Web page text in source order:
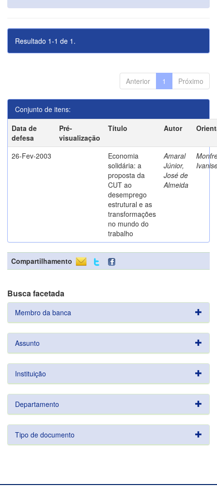
Resultado 1-1 de 1.
Anterior 1 Próximo
Conjunto de itens:
Data de
defesa
Pré-
visualização
Título Autor
26-Fev-2003
Economia
solidária: a
proposta da
CUT ao
desemprego
estrutural e as
transformações
no mundo do
trabalho
Amaral
Júnior,
José de
Almeida
Compartilhamento
Busca facetada
Membro da banca
Assunto
Instituição
Departamento
Tipo de documento